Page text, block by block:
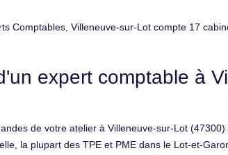
Comptables, Villeneuve-sur-Lot compte 17
expert comptable à
de votre atelier à Villeneuve-sur-Lot
la plupart des TPE et PME dans le Lot-et-